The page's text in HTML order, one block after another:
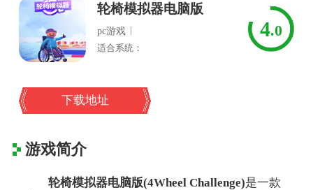
轮椅模拟器电脑版
pc游戏 |
适合系统：
4.0
下载地址
游戏简介
轮椅模拟器电脑版(4Wheel Challenge)是一款